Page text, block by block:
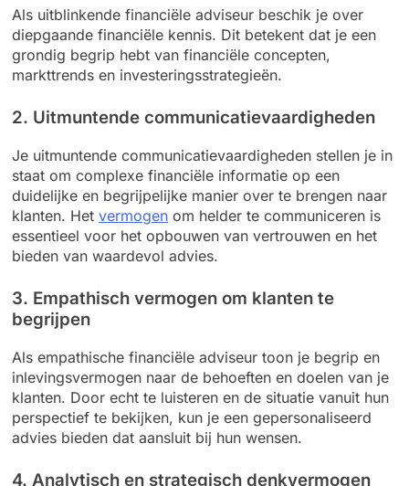
Als uitblinkende financiële adviseur beschik je over
diepgaande financiële kennis. Dit betekent dat je een
grondig begrip hebt van financiële concepten,
markttrends en investeringsstrategieën.
2. Uitmuntende communicatievaardigheden
Je uitmuntende communicatievaardigheden stellen je in
staat om complexe financiële informatie op een
duidelijke en begrijpelijke manier over te brengen naar
klanten. Het vermogen om helder te communiceren is
essentieel voor het opbouwen van vertrouwen en het
bieden van waardevol advies.
3. Empathisch vermogen om klanten te
begrijpen
Als empathische financiële adviseur toon je begrip en
inlevingsvermogen naar de behoeften en doelen van je
klanten. Door echt te luisteren en de situatie vanuit hun
perspectief te bekijken, kun je een gepersonaliseerd
advies bieden dat aansluit bij hun wensen.
4. Analytisch en strategisch denkvermogen